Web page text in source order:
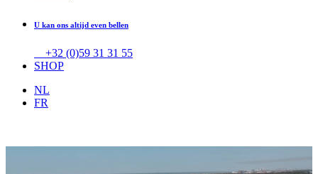
U kan ons altijd even bellen
+32 (0)59 31 31 55
SHOP
NL
FR